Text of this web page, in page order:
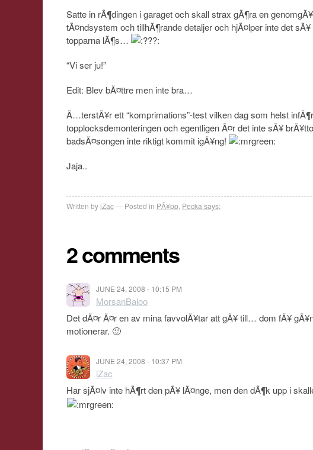
Satte in rÃ¶dingen i garaget och skall strax gÃ¶ra en
tÃ¤ndsystem och tillhÃ¶rande detaljer och hjÃ¤lper inte det
topparna lÃ¶s…
“Vi ser ju!”
Edit: Blev bÃ¤ttre men inte bra…
Ã…terstÃ¥r ett “komprimations”-test vilken dag som helst infÃ¶r
topplocksdemonteringen och egentligen Ã¤r det inte sÃ¥
badsÃ¤songen inte riktigt kommit igÃ¥ng!
Jaja..
Written byiZac Posted in PÃ¥pp Pecka says:
2 comments
JUNE 24, 2008 - 10:15 PM
MorsanBaloo
Det dÃ¤r Ã¤r en av mina favvolÃ¥tar att gÃ¥ till… dom fÃ¥
motionerar. 🙂
JUNE 24, 2008 - 10:37 PM
iZac
Har sjÃ¤lv inte hÃ¶rt den pÃ¥ lÃ¤nge, men den dÃ¶k upp i